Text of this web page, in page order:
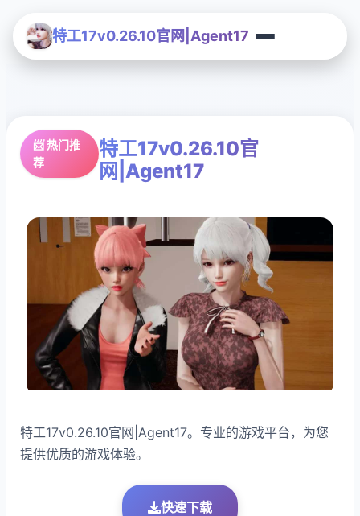
特工17v0.26.10官网|Agent17
📨 热门推
荐
特工17v0.26.10官
网|Agent17
特工17v0.26.10官网|Agent17。专业的游戏平台，为您
提供优质的游戏体验。
快速下载